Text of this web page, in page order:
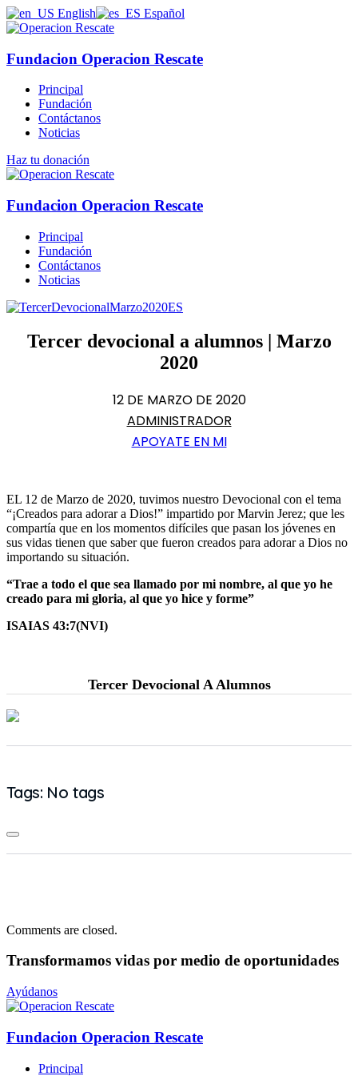
English Español
Fundacion Operacion Rescate
Principal
Fundación
Contáctanos
Noticias
Haz tu donación
Fundacion Operacion Rescate
Principal
Fundación
Contáctanos
Noticias
Tercer devocional a alumnos | Marzo
2020
12 DE MARZO DE 2020
ADMINISTRADOR
APOYATE EN MI
EL 12 de Marzo de 2020, tuvimos nuestro Devocional con el tema
“¡Creados para adorar a Dios!” impartido por Marvin Jerez; que les
compartía que en los momentos difíciles que pasan los jóvenes en
sus vidas tienen que saber que fueron creados para adorar a Dios no
importando su situación.
“Trae a todo el que sea llamado por mi nombre, al que yo he
creado para mi gloria, al que yo hice y forme”
ISAIAS 43:7(NVI)
Tercer Devocional A Alumnos
Tags: No tags
Comments are closed.
Transformamos vidas por medio de oportunidades
Ayúdanos
Fundacion Operacion Rescate
Principal